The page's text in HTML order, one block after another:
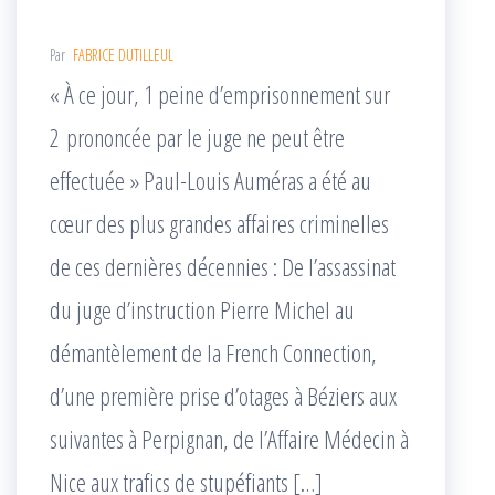
Par FABRICE DUTILLEUL
« À ce jour, 1 peine d’emprisonnement sur
2 prononcée par le juge ne peut être
effectuée » Paul-Louis Auméras a été au
cœur des plus grandes affaires criminelles
de ces dernières décennies : De l’assassinat
du juge d’instruction Pierre Michel au
démantèlement de la French Connection,
d’une première prise d’otages à Béziers aux
sui­vantes à Perpignan, de l’Affaire Médecin à
Nice aux trafics de stupéfiants […]